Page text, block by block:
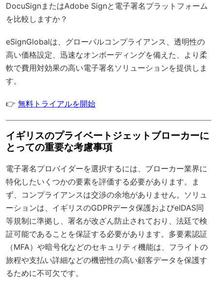
DocuSignまたはAdobe Signと電子署名プラットフォーム
を比較しますか？
eSignGlobalは、 グローバルコンプライアンス 、透明性の
高い価格設定、迅速なオンボーディングを備えた、より柔
軟で費用対効果の高い電子署名ソリューションを提供しま
す。
👉 無料トライアルを開始
イギリスのプライベートジェットブローカーに
とっての重要な考慮事項
電子署名プロバイダーを選択するには、ブローカー業界に
特化したいくつかの要素を評価する必要があります。ま
ず、コンプライアンスは交渉の余地がありません。ソリュ
ーションは、イギリスのGDPRデータ保護およびeIDAS同
等規制に準拠し、署名が改ざん防止されており、法廷で検
証可能であることを保証する必要があります。多要素認証
（MFA）や暗号化などのセキュリティ機能は、フライトの
旅程や支払い詳細などの機密性の高い顧客データを保護す
るために不可欠です。